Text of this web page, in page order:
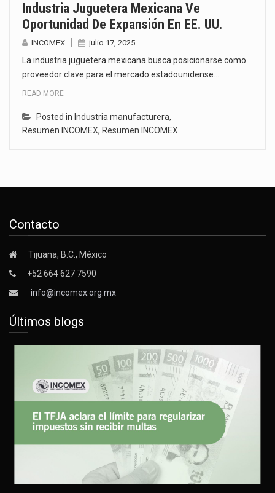
Industria Juguetera Mexicana Ve
Oportunidad De Expansión En EE. UU.
INCOMEX julio 17, 2025
La industria juguetera mexicana busca posicionarse como
proveedor clave para el mercado estadounidense…
READ MORE
Posted in Industria manufacturera,
Resumen INCOMEX, Resumen INCOMEX
Contacto
Tijuana, B.C., México
+52 664 627 7590
info@incomex.org.mx
Últimos blogs